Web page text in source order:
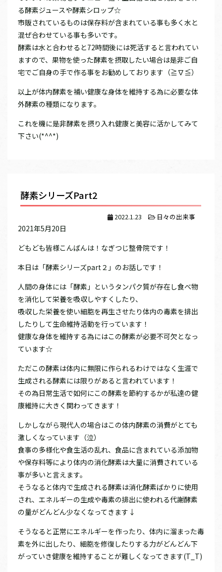
る酵素ジュースや酵素シロップ☆
市販されているものは保存料が含まれている事も多く水と
混ぜ合わせている事も多いです。
酵素は水と合わせると72時間後には死活すると言われてい
ますので、果物を使った酵素を摂取したい場合は是非ご自
宅でご自身の手で作る事をお勧めしております（≧∇≦）
以上が体内酵素を補い健康な身体を維持する為に必要な体
外酵素の種類になります。
これを機に是非酵素を摂り入れ健康と美容に活かしてみて
下さい(*^^*)
酵素シリーズPart2
2022.1.23 日々の出来事
2021年5月20日
どもども皆様こんばんは！なぎつじ整骨院です！
本日は「酵素シリーズpart２」のお話しです！
人間の身体には「酵素」というタンパク質が存在し食べ物
を消化して栄養を吸収しやすくしたり、
吸収した栄養を使い細胞を再生させたり体内の毒素を排出
したりして生命維持活動を行っています！
健康な身体を維持する為にはこの酵素が必要不可欠となっ
ています☆
ただこの酵素は体内に無限に作られるわけではなく生涯で
生成される酵素には限りがあると言われています！
その為日常生活で如何にこの酵素を節約するかが私達の健
康維持に大きく関わってきます！
しかしながら現代人の場合はこの体内酵素の消費がとても
激しくなっています（泣）
食事の多様化や食生活の乱れ、食品に含まれている添加物
や保存料等により体内の消化酵素は大量に消費されている
事が多いと言えます。
そうなると体内で生成される酵素は消化酵素ばかりに使用
され、エネルギーの生成や毒素の排出に使われる代謝酵素
の量がどんどん少なくなってきます↓
そうなると正常にエネルギーを作ったり、体内に溜まった毒
素を外に出したり、細胞を修復したりする力がどんどん下
がっていき健康を維持することが難しくなってきます(T_T)